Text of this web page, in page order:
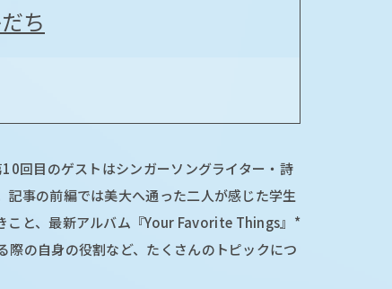
ち
回目のゲストはシンガーソングライター・詩
記事の前編では美大へ通った二人が感じた学生
こと、最新アルバム『Your Favorite Things』*
の自身の役割など、たくさんのトピックにつ